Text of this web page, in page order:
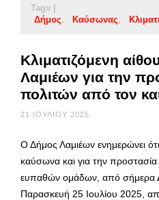
Tags |
Δήμος
Καύσωνας
Κλιματιζόμενη
Λαμιέων για την
πολιτών από τον
21 ΙΟΥΛΊΟΥ 2025
Ο Δήμος Λαμιέων ενημερώνει
καύσωνα και για την
ευπαθών ομάδων, από σήμερα
Παρασκευή 25 Ιουλίου 2025,